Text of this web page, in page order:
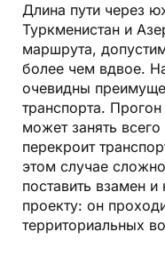
Длина пути через
Туркменистан и
маршрута,
более чем вдвое.
очевидны
транспорта.
может занять
перекроит
этом случае
поставить взамен
проекту: он
территориальных